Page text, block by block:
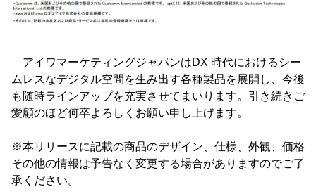
アイワマーケティングジャパンはDX 時代におけるシー
ムレスなデジタル空間を生み出す各種製品を展開し、今後
も随時ラインアップを充実させてまいります。引き続きご
愛顧のほど何卒よろしくお願い申し上げます。
※本リリースに記載の商品のデザイン、仕様、外観、価格
その他の情報は予告なく変更する場合がありますのでご了
承ください。